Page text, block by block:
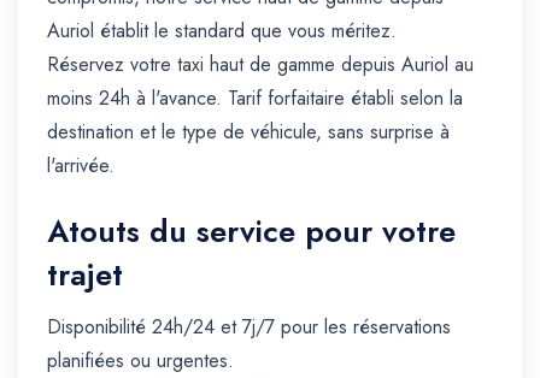
Auriol établit le standard que vous méritez.
Réservez votre taxi haut de gamme depuis Auriol au
moins 24h à l'avance. Tarif forfaitaire établi selon la
destination et le type de véhicule, sans surprise à
l'arrivée.
Atouts du service pour votre
trajet
Disponibilité 24h/24 et 7j/7 pour les réservations
planifiées ou urgentes.